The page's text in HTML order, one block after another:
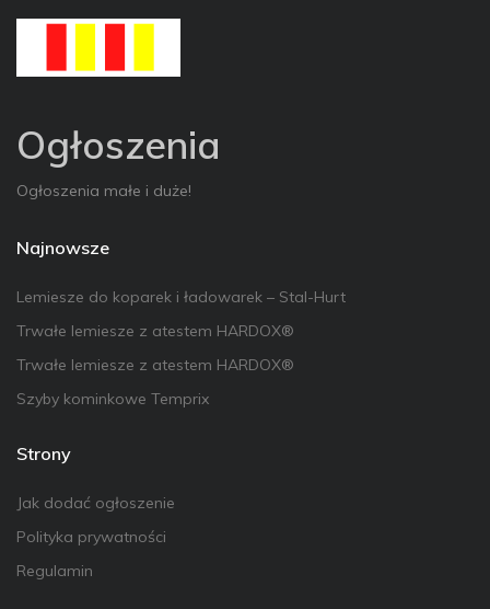
Ogłoszenia
Ogłoszenia małe i duże!
Najnowsze
Lemiesze do koparek i ładowarek – Stal-Hurt
Trwałe lemiesze z atestem HARDOX®
Trwałe lemiesze z atestem HARDOX®
Szyby kominkowe Temprix
Strony
Jak dodać ogłoszenie
Polityka prywatności
Regulamin